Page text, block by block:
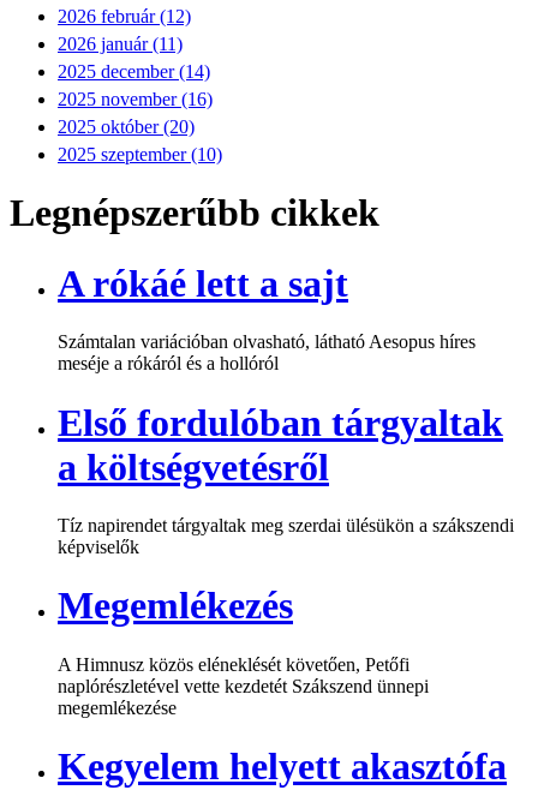
2026 február (12)
2026 január (11)
2025 december (14)
2025 november (16)
2025 október (20)
2025 szeptember (10)
Legnépszerűbb cikkek
A rókáé lett a sajt
Számtalan variációban olvasható, látható Aesopus híres
meséje a rókáról és a hollóról
Első fordulóban tárgyaltak
a költségvetésről
Tíz napirendet tárgyaltak meg szerdai ülésükön a szákszendi
képviselők
Megemlékezés
A Himnusz közös eléneklését követően, Petőfi
naplórészletével vette kezdetét Szákszend ünnepi
megemlékezése
Kegyelem helyett akasztófa